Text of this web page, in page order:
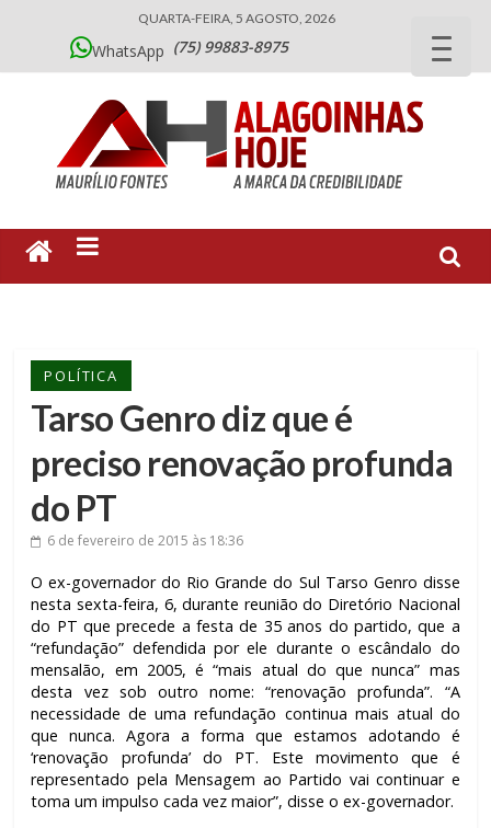
QUARTA-FEIRA, 5 AGOSTO, 2026
WhatsApp (75) 99883-8975
POLÍTICA
Tarso Genro diz que é
preciso renovação profunda
do PT
6 de fevereiro de 2015 às 18:36
O ex-governador do Rio Grande do Sul Tarso Genro disse
nesta sexta-feira, 6, durante reunião do Diretório Nacional
do PT que precede a festa de 35 anos do partido, que a
“refundação” defendida por ele durante o escândalo do
mensalão, em 2005, é “mais atual do que nunca” mas
desta vez sob outro nome: “renovação profunda”. “A
necessidade de uma refundação continua mais atual do
que nunca. Agora a forma que estamos adotando é
‘renovação profunda’ do PT. Este movimento que é
representado pela Mensagem ao Partido vai continuar e
toma um impulso cada vez maior”, disse o ex-governador.